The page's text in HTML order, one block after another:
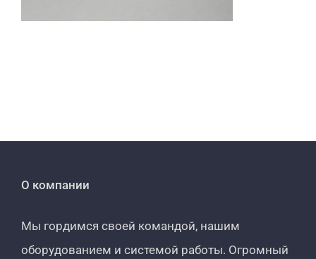
О компании
Мы гордимся своей командой, нашим
оборудованием и системой работы. Огромный